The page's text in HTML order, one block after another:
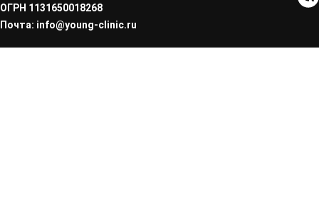
ОГРН 1131650018268
Почта: info@young-clinic.ru